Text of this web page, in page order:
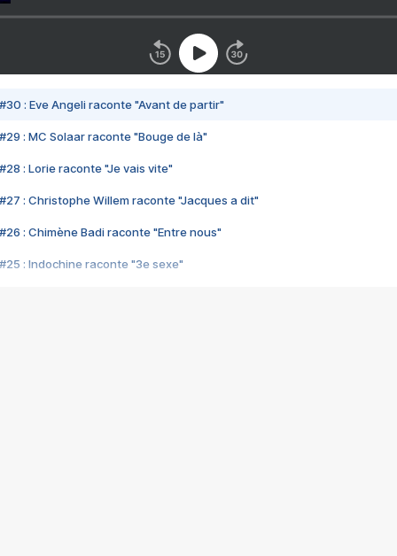
#30 : Eve Angeli raconte "Avant de partir"
#29 : MC Solaar raconte "Bouge de là"
#28 : Lorie raconte "Je vais vite"
#27 : Christophe Willem raconte "Jacques a dit"
#26 : Chimène Badi raconte "Entre nous"
#25 : Indochine raconte "3e sexe"